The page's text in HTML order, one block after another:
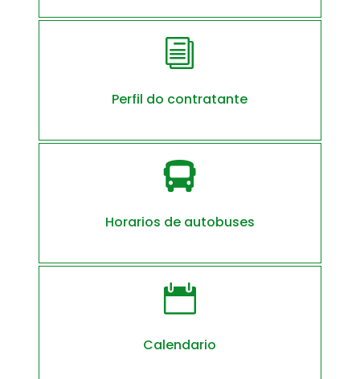
i
Perfil do contratante

Horarios de autobuses

Calendario